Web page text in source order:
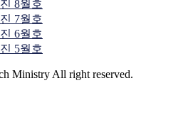
8월호
7월호
6월호
5월호
Ministry All right reserved.